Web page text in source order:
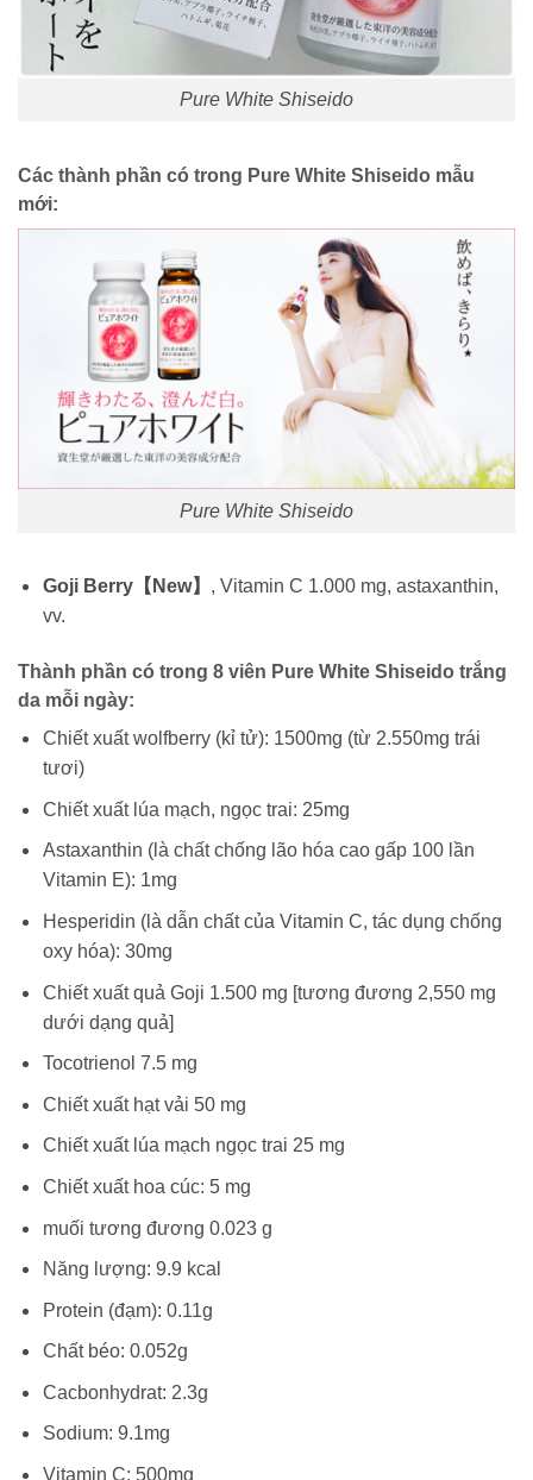
Pure White Shiseido
Các thành phần có trong Pure White Shiseido mẫu
mới:
Pure White Shiseido
Goji Berry【New】 , Vitamin C 1.000 mg, astaxanthin,
vv.
Thành phần có trong 8 viên Pure White Shiseido trắng
da mỗi ngày:
Chiết xuất wolfberry (kỉ tử): 1500mg (từ 2.550mg trái
tươi)
Chiết xuất lúa mạch, ngọc trai: 25mg
Astaxanthin (là chất chống lão hóa cao gấp 100 lần
Vitamin E): 1mg
Hesperidin (là dẫn chất của Vitamin C, tác dụng chống
oxy hóa): 30mg
Chiết xuất quả Goji 1.500 mg [tương đương 2,550 mg
dưới dạng quả]
Tocotrienol 7.5 mg
Chiết xuất hạt vải 50 mg
Chiết xuất lúa mạch ngọc trai 25 mg
Chiết xuất hoa cúc: 5 mg
muối tương đương 0.023 g
Năng lượng: 9.9 kcal
Protein (đạm): 0.11g
Chất béo: 0.052g
Cacbonhydrat: 2.3g
Sodium: 9.1mg
Vitamin C: 500mg